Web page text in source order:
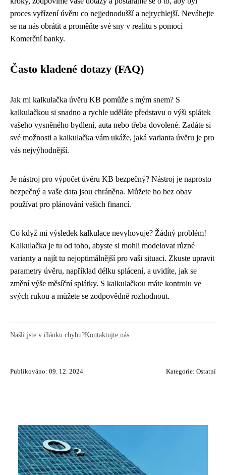
proces vyřízení úvěru co nejjednodušší a nejrychlejší. Neváhejte
se na nás obrátit a proměňte své sny v realitu s pomocí
Komerční banky.
Často kladené dotazy (FAQ)
Jak mi kalkulačka úvěru KB pomůže s mým snem? S
kalkulačkou si snadno a rychle uděláte představu o výši splátek
vašeho vysněného bydlení, auta nebo třeba dovolené. Zadáte si
své možnosti a kalkulačka vám ukáže, jaká varianta úvěru je pro
vás nejvýhodnější.
Je nástroj pro výpočet úvěru KB bezpečný? Nástroj je naprosto
bezpečný a vaše data jsou chráněna. Můžete ho bez obav
používat pro plánování vašich financí.
Co když mi výsledek kalkulace nevyhovuje? Žádný problém!
Kalkulačka je tu od toho, abyste si mohli modelovat různé
varianty a najít tu nejoptimálnější pro vaši situaci. Zkuste upravit
parametry úvěru, například délku splácení, a uvidíte, jak se
změní výše měsíční splátky. S kalkulačkou máte kontrolu ve
svých rukou a můžete se zodpovědně rozhodnout.
Našli jste v článku chybu?Kontaktujte nás
Publikováno: 09. 12. 2024 Kategorie: Ostatní